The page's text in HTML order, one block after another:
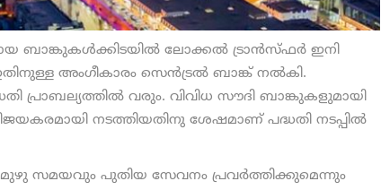
ബാങ്കുകള്‍ക്കിടയില്‍ ലോക്കല്‍ ട്രാന്‍സ്ഫര്‍ ഇനി
അംഗീകാരം സെന്‍ട്രല്‍ ബാങ്ക് നല്‍കി.
പ്രാബല്യത്തില്‍ വരും. വിവിധ സൗദി ബാങ്കുകളുമായി
നടത്തിയതിനു ശേഷമാണ് പദ്ധതി നടപ്പില്‍
സമയവും പുതിയ സേവനം പ്രവര്‍ത്തിക്കുമെന്നും